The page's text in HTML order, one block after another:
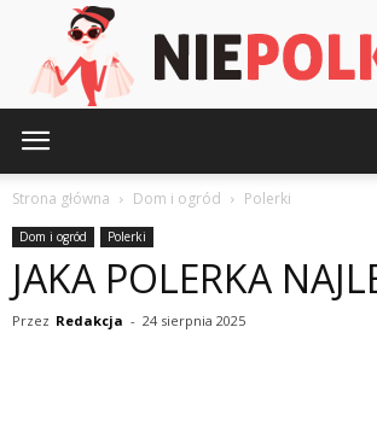
Strona główna Dom i ogród Polerki
Dom i ogród Polerki
JAKA POLERKA
Przez Redakcja - 24 sierpnia 2025